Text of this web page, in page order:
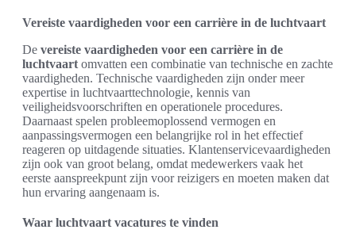
Vereiste vaardigheden voor een carrière in de luchtvaart
De vereiste vaardigheden voor een carrière in de
luchtvaart omvatten een combinatie van technische en zachte
vaardigheden. Technische vaardigheden zijn onder meer
expertise in luchtvaarttechnologie, kennis van
veiligheidsvoorschriften en operationele procedures.
Daarnaast spelen probleemoplossend vermogen en
aanpassingsvermogen een belangrijke rol in het effectief
reageren op uitdagende situaties. Klantenservicevaardigheden
zijn ook van groot belang, omdat medewerkers vaak het
eerste aanspreekpunt zijn voor reizigers en moeten maken dat
hun ervaring aangenaam is.
Waar luchtvaart vacatures te vinden